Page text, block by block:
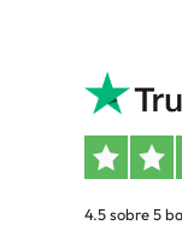
4.5 sobre 5